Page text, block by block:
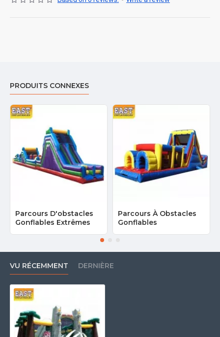
PRODUITS CONNEXES
Parcours D'obstacles
Gonflables Extrêmes
Parcours À Obstacles
Gonflables
VU RÉCEMMENT DERNIÈRE